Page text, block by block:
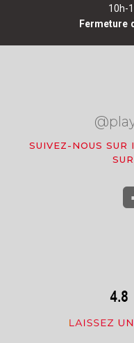
10h-
Fermeture
SUIVEZ-NOUS SUR